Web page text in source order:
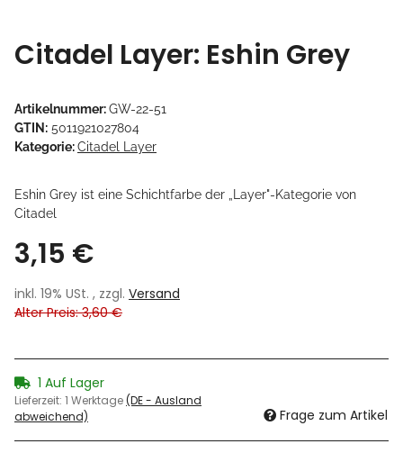
Citadel Layer: Eshin Grey
Artikelnummer:GW-22-51
GTIN: 5011921027804
Kategorie:Citadel Layer
Eshin Grey ist eine Schichtfarbe der „Layer"-Kategorie von
Citadel
3,15 €
inkl. 19% USt. , zzgl. Versand
Alter Preis: 3,60 €
1 Auf Lager
Lieferzeit: 1 Werktage(DE - Ausland
abweichend)
Frage zum Artikel